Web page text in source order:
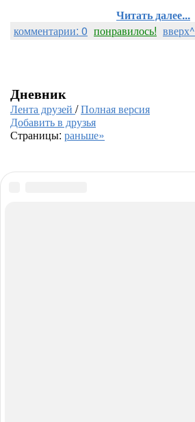
Читать далее...
комментарии: 0 понравилось! вверх^
Дневник
Лента друзей /Полная версия
Добавить в друзья
Страницы: раньше»